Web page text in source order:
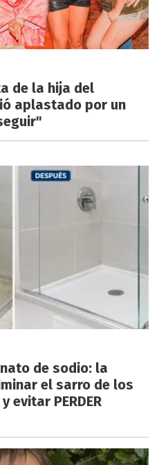
de la hija del
aplastado por un
de sodio: la
el sarro de los
evitar PERDER